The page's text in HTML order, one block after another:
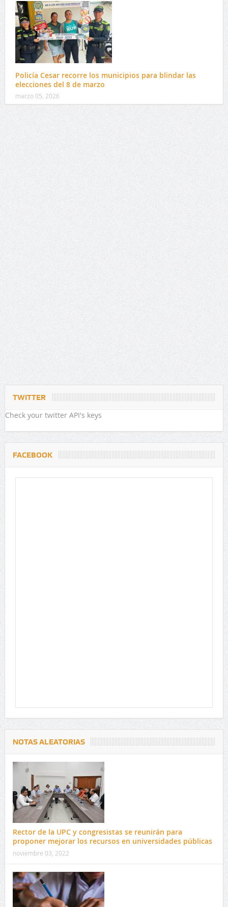
Policía Cesar recorre los municipios para blindar las
elecciones del 8 de marzo
marzo 05, 2026
TWITTER
Check your twitter API's keys
FACEBOOK
NOTAS ALEATORIAS
Rector de la UPC y congresistas se reunirán para
proponer mejorar los recursos en universidades públicas
noviembre 03, 2022